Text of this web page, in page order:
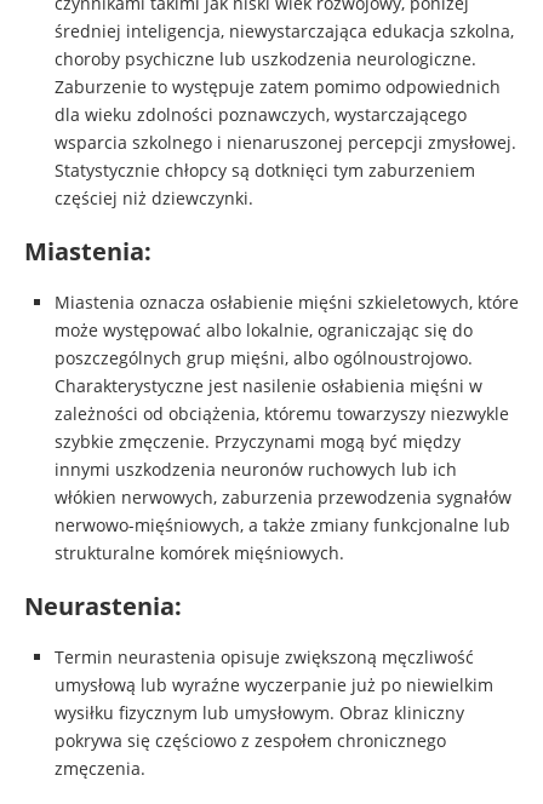
średniej inteligencja, niewystarczająca edukacja szkolna,
choroby psychiczne lub uszkodzenia neurologiczne.
Zaburzenie to występuje zatem pomimo odpowiednich
dla wieku zdolności poznawczych, wystarczającego
wsparcia szkolnego i nienaruszonej percepcji zmysłowej.
Statystycznie chłopcy są dotknięci tym zaburzeniem
częściej niż dziewczynki.
Miastenia:
Miastenia oznacza osłabienie mięśni szkieletowych, które
może występować albo lokalnie, ograniczając się do
poszczególnych grup mięśni, albo ogólnoustrojowo.
Charakterystyczne jest nasilenie osłabienia mięśni w
zależności od obciążenia, któremu towarzyszy niezwykle
szybkie zmęczenie. Przyczynami mogą być między
innymi uszkodzenia neuronów ruchowych lub ich
włókien nerwowych, zaburzenia przewodzenia sygnałów
nerwowo-mięśniowych, a także zmiany funkcjonalne lub
strukturalne komórek mięśniowych.
Neurastenia:
Termin neurastenia opisuje zwiększoną męczliwość
umysłową lub wyraźne wyczerpanie już po niewielkim
wysiłku fizycznym lub umysłowym. Obraz kliniczny
pokrywa się częściowo z zespołem chronicznego
zmęczenia.